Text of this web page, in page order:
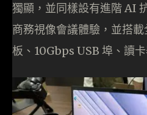
獨顯，並同樣設有進階 AI
商務視像會議體驗，並搭
板、10Gbps USB 埠、讀卡